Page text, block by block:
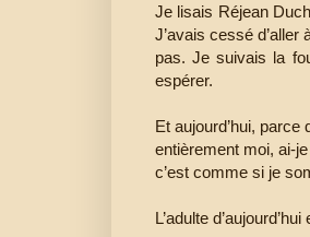
Je lisais Réjean
J’avais cessé
pas. Je suivais la
espérer.
Et aujourd’hui,
entièrement moi, ai-
c’est comme si je
L’adulte